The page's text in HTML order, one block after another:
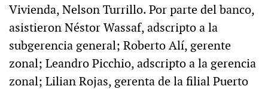
Vivienda, Nelson Turrillo. Por parte del banco,
asistieron Néstor Wassaf, adscripto a la
subgerencia general; Roberto Alí, gerente
zonal; Leandro Picchio, adscripto a la gerencia
zonal; Lilian Rojas, gerenta de la filial Puerto